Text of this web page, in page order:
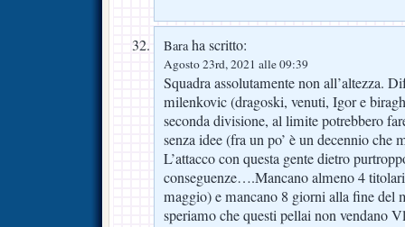
Baraha scritto:
Agosto 23rd, 2021 alle 09:39
Squadra assolutamente non all’altezza.
milenkovic (dragoski, venuti, Igor e
seconda divisione, al limite potrebbero
senza idee (fra un po’ è un decennio che
L’attacco con questa gente dietro
conseguenze….Mancano almeno 4
maggio) e mancano 8 giorni alla fine
speriamo che questi pellai non vendano